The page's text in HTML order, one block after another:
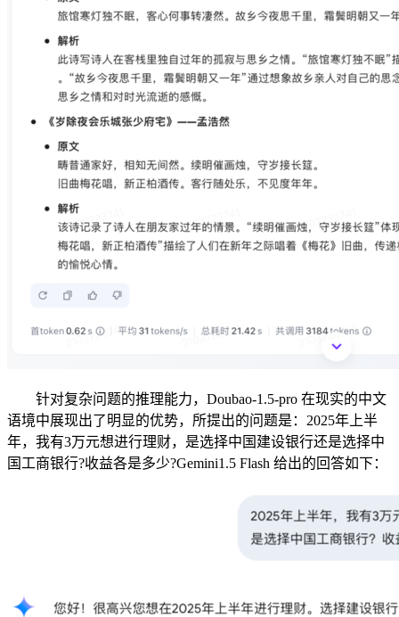
针对复杂问题的推理能力，Doubao-1.5-pro 在现实的中文
语境中展现出了明显的优势，所提出的问题是：2025年上半
年，我有3万元想进行理财，是选择中国建设银行还是选择中
国工商银行?收益各是多少?Gemini1.5 Flash 给出的回答如下：